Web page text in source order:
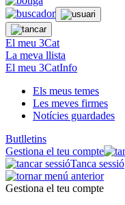
El meu 3Cat
La meva llista
El meu 3CatInfo
Els meus temes
Les meves firmes
Notícies guardades
Butlletins
Gestiona el teu compte
Tanca sessió
Gestiona el teu compte